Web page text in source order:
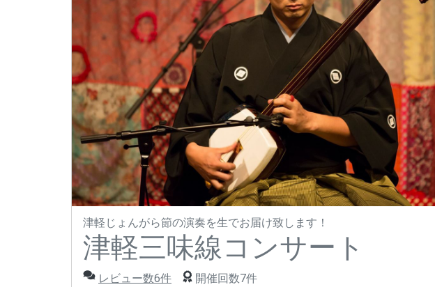
津軽三味線コンサート
津軽じょんがら節の演奏を生でお届け致します！
レビュー数6件 開催回数7件